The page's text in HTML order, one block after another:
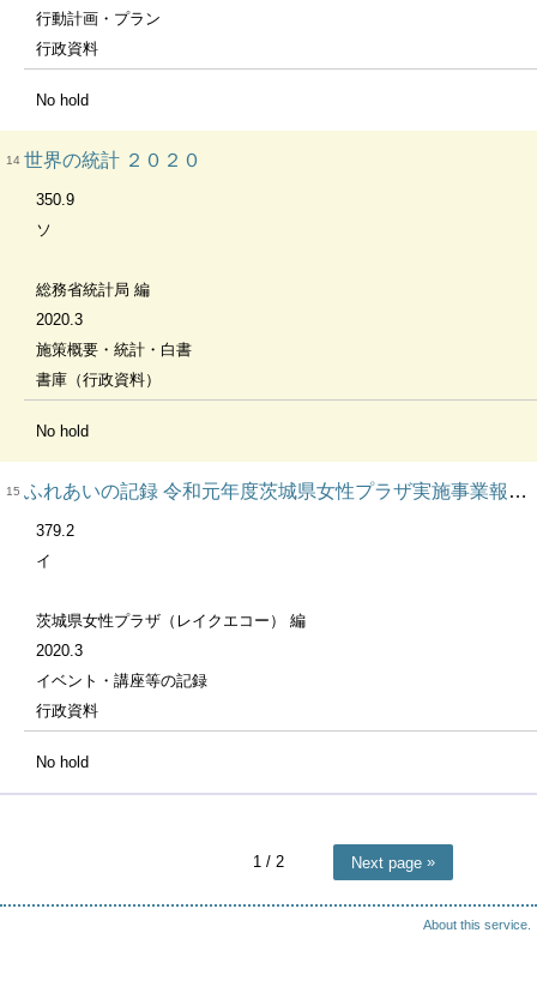
行動計画・プラン
行政資料
No hold
14 世界の統計 ２０２０
350.9
ソ
総務省統計局 編
2020.3
施策概要・統計・白書
書庫（行政資料）
No hold
15 ふれあいの記録 令和元年度茨城県女性プラザ実施事業報告書 Ｖｏｌ．３３ 令和元年度
379.2
イ
茨城県女性プラザ（レイクエコー） 編
2020.3
イベント・講座等の記録
行政資料
No hold
1 / 2 Next page
About this service.